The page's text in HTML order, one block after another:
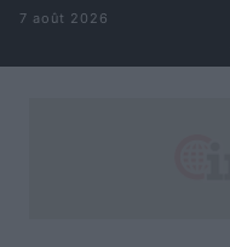
Aller au contenu
7 août 2026